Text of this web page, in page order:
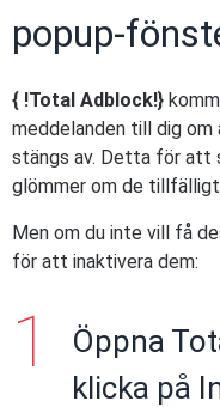
popup-
{ !Total Adblock!}
meddelanden till dig om
stängs av. Detta för att
glömmer om de
Men om du inte vill få
för att inaktivera dem:
Öppna
klicka på